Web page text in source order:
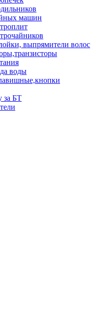
машин
выпрямители волос
воды
за БТ